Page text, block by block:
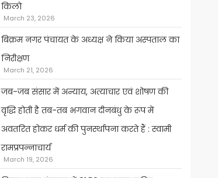
किलो
March 23, 2026
बिक्रम नगर पंचायत के अध्यक्ष ने किया अस्पताल का
निरीक्षण
March 21, 2026
जब-जब संसार में अन्याय, अत्याचार एवं शोषण की
वृद्धि होती है तब-तब भगवान दीनबंधु के रूप में
अवतरित होकर धर्म की पुनर्स्थापना करते हैं : स्वामी
रामप्रपन्नाचार्य
March 19, 2026